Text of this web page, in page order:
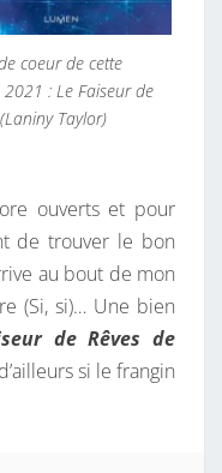
coeur de cette
: Le Faiseur de
Taylor)
ouverts et pour
de trouver le bon
au bout de mon
(Si, si)… Une bien
de Rêves de
si le frangin